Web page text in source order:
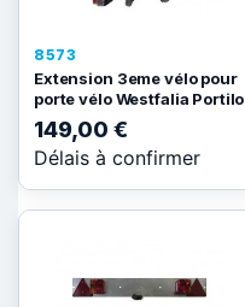
8573
Extension 3eme vélo pour
porte vélo Westfalia Portilo
149,00 €
Délais à confirmer